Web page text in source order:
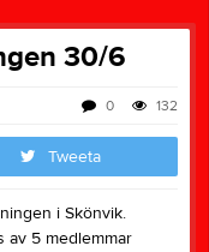
30/6
132
0
Tweeta
i Skönvik.
av 5 medlemmar